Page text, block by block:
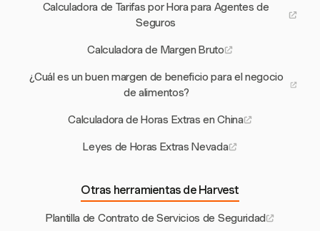
Calculadora de Tarifas por Hora para Agentes de
Seguros
Calculadora de Margen Bruto
¿Cuál es un buen margen de beneficio para el negocio
de alimentos?
Calculadora de Horas Extras en China
Leyes de Horas Extras Nevada
Otras herramientas de Harvest
Plantilla de Contrato de Servicios de Seguridad